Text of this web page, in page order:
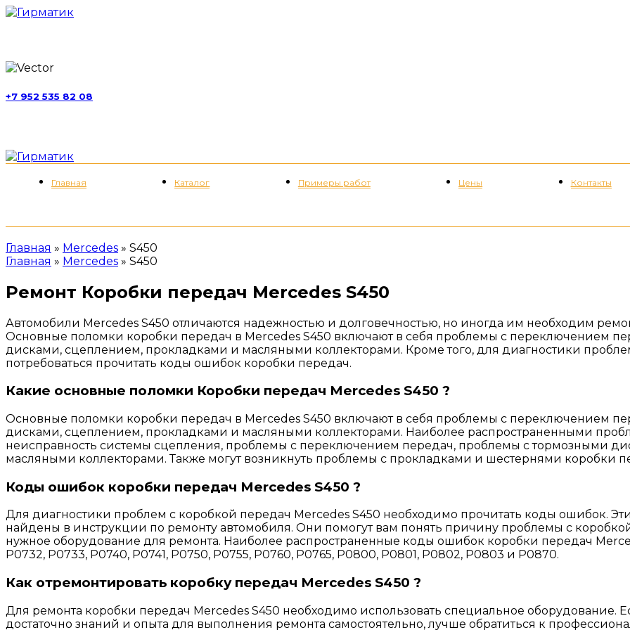
+7 952 535 82 08
Главная Каталог Примеры работ Цены Контакты
Главная » Mercedes » S450
Главная » Mercedes » S450
Ремонт Коробки передач Mercedes S450
Автомобили Mercedes S450 отличаются надежностью и долговечностью, но иногда им необходим
Основные поломки коробки передач в Mercedes S450 включают в себя проблемы с переключением
дисками, сцеплением, прокладками и масляными коллекторами. Кроме того, для диагностики
потребоваться прочитать коды ошибок коробки передач.
Какие основные поломки Коробки передач Mercedes S450 ?
Основные поломки коробки передач в Mercedes S450 включают в себя проблемы с переключением
дисками, сцеплением, прокладками и масляными коллекторами. Наиболее распространенными
неисправность системы сцепления, проблемы с переключением передач, проблемы с тормозными
масляными коллекторами. Также могут возникнуть проблемы с прокладками и шестернями коробки
Коды ошибок коробки передач Mercedes S450 ?
Для диагностики проблем с коробкой передач Mercedes S450 необходимо прочитать коды ошибок.
найдены в инструкции по ремонту автомобиля. Они помогут вам понять причину проблемы с
нужное оборудование для ремонта. Наиболее распространенные коды ошибок коробки передач
P0732, P0733, P0740, P0741, P0750, P0755, P0760, P0765, P0800, P0801, P0802, P0803 и P0870.
Как отремонтировать коробку передач Mercedes S450 ?
Для ремонта коробки передач Mercedes S450 необходимо использовать специальное оборудование.
достаточно знаний и опыта для выполнения ремонта самостоятельно, лучше обратиться к